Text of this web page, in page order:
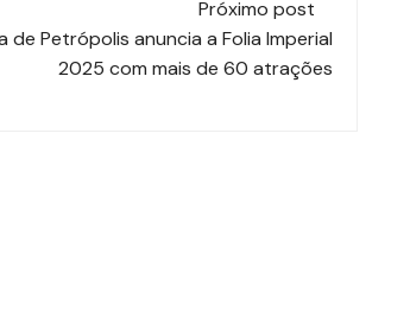
Próximo post
de Petrópolis anuncia a Folia Imperial
2025 com mais de 60 atrações